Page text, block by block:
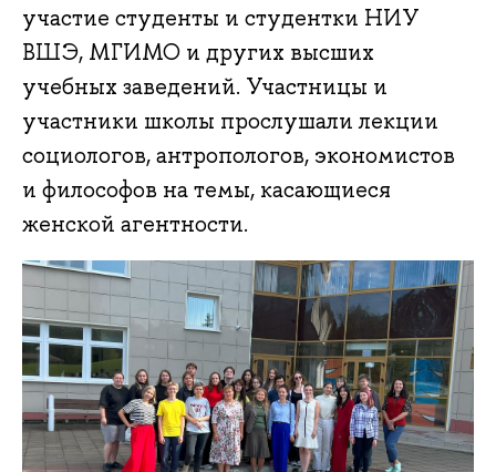
участие студенты и студентки НИУ
ВШЭ, МГИМО и других высших
учебных заведений. Участницы и
участники школы прослушали лекции
социологов, антропологов, экономистов
и философов на темы, касающиеся
женской агентности.